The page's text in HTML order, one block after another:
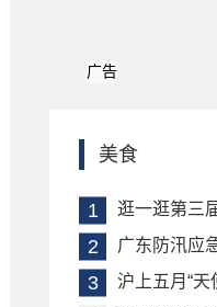
广告
美食
逛一逛第三届岱
广东防汛应
沪上五月“天